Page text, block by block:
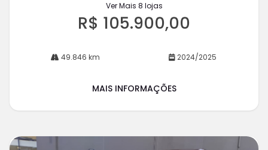
Ver Mais 8 lojas
R$ 105.900,00
49.846 km 2024/2025
MAIS INFORMAÇÕES